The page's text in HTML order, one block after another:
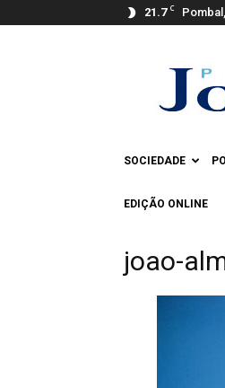
21.7 C
Jornal
SOCIEDADE
EDIÇÃO ONLINE
joao-